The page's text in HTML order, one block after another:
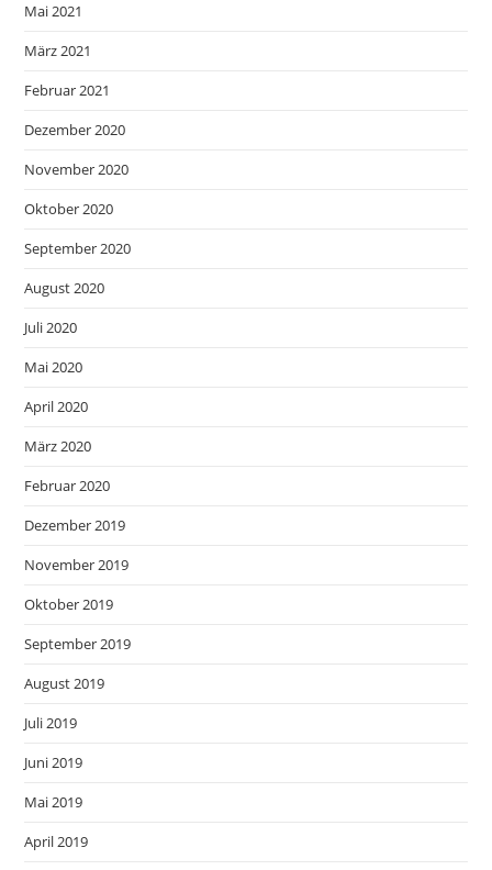
Mai 2021
März 2021
Februar 2021
Dezember 2020
November 2020
Oktober 2020
September 2020
August 2020
Juli 2020
Mai 2020
April 2020
März 2020
Februar 2020
Dezember 2019
November 2019
Oktober 2019
September 2019
August 2019
Juli 2019
Juni 2019
Mai 2019
April 2019